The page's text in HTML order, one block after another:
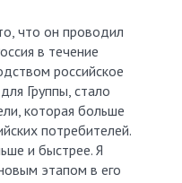
что он проводил
в течение
российское
Группы, стало
которая больше
потребителей.
и быстрее. Я
этапом в его